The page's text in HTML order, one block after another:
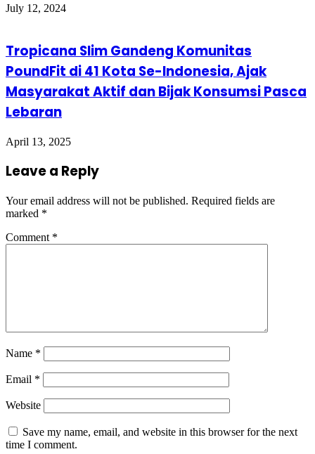
July 12, 2024
Tropicana Slim Gandeng Komunitas
PoundFit di 41 Kota Se-Indonesia, Ajak
Masyarakat Aktif dan Bijak Konsumsi Pasca
Lebaran
April 13, 2025
Leave a Reply
Your email address will not be published. Required fields are
marked *
Comment *
Name *
Email *
Website
Save my name, email, and website in this browser for the next
time I comment.